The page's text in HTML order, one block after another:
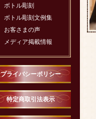
ボトル彫刻
ボトル彫刻文例集
お客さまの声
メディア掲載情報
プライバシーポリシー
特定商取引法表示